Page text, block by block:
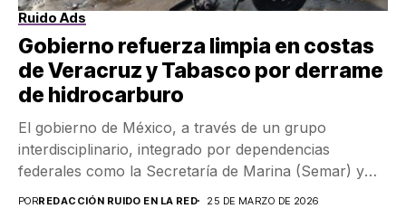
Ruido Ads
Gobierno refuerza limpia en costas
de Veracruz y Tabasco por derrame
de hidrocarburo
El gobierno de México, a través de un grupo
interdisciplinario, integrado por dependencias
federales como la Secretaría de Marina (Semar) y
Petróleos Mexicanos...
PORREDACCIÓN RUIDO EN LA RED 25 DE MARZO DE 2026